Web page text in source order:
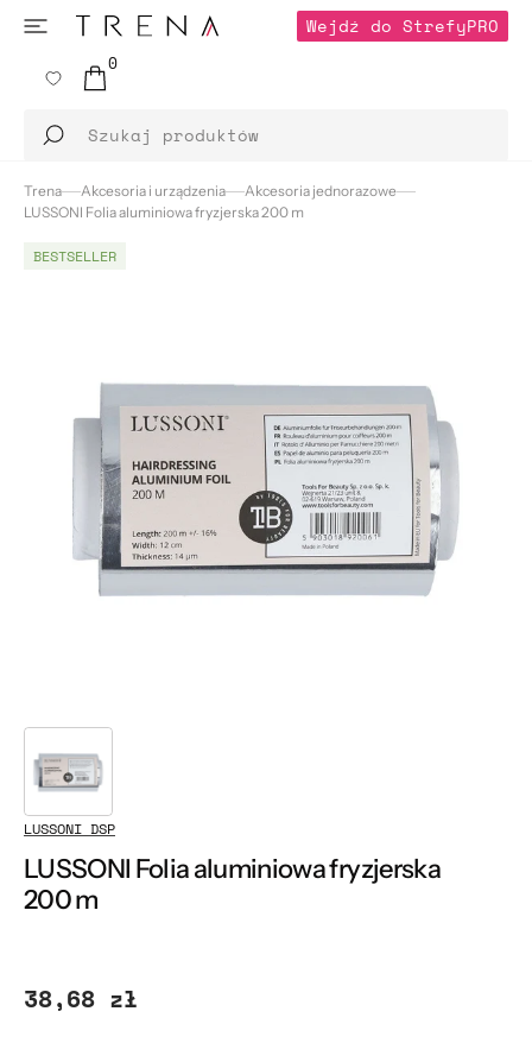
PRZEJDŹ
DO
Szukaj produktów
Wejdź do StrefyPRO
0
ELEMENTÓW
Trena Akcesoria i urządzenia
Akcesoria jednorazowe
LUSSONI Folia aluminiowa fryzjerska 200 m
BESTSELLER
Otwórz
multimedia
2
w
widoku
LUSSONI DSP
LUSSONI Folia aluminiowa fryzjerska
200 m
Cena
regularna
38,68 zł